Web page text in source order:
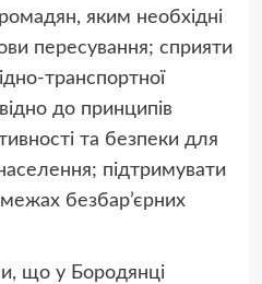
яким необхідні
пересування; сприяти
транспортної
до принципів
та безпеки для
підтримувати
безбар’єрних
що у Бородянці